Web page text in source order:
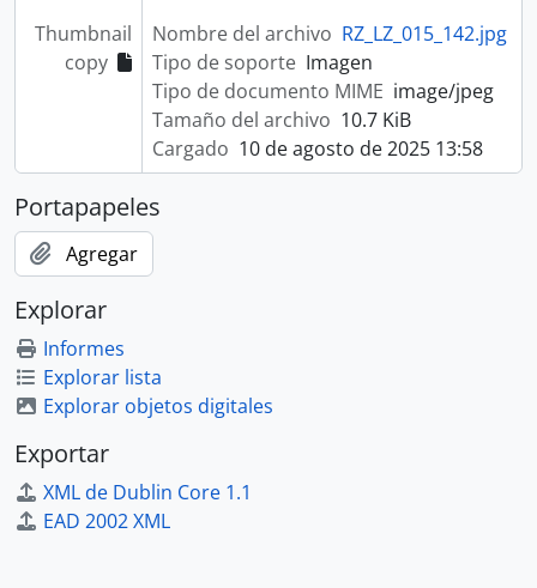
Thumbnail
copy
Nombre del archivo RZ_LZ_015_142.jpg
Tipo de soporte Imagen
Tipo de documento MIME image/jpeg
Tamaño del archivo 10.7 KiB
Cargado 10 de agosto de 2025 13:58
Portapapeles
Agregar
Explorar
Informes
Explorar lista
Explorar objetos digitales
Exportar
XML de Dublin Core 1.1
EAD 2002 XML